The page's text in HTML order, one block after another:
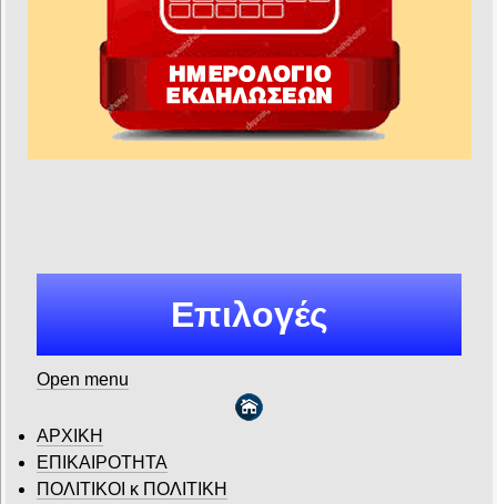
Επιλογές
Open menu
ΑΡΧΙΚΗ
ΕΠΙΚΑΙΡΟΤΗΤΑ
ΠΟΛΙΤΙΚΟΙ κ ΠΟΛΙΤΙΚΗ